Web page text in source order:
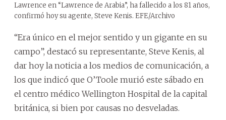
Lawrence en “Lawrence de Arabia”, ha fallecido a los 81 años,
confirmó hoy su agente, Steve Kenis. EFE/Archivo
“Era único en el mejor sentido y un gigante en su
campo”, destacó su representante, Steve Kenis, al
dar hoy la noticia a los medios de comunicación, a
los que indicó que O’Toole murió este sábado en
el centro médico Wellington Hospital de la capital
británica, si bien por causas no desveladas.